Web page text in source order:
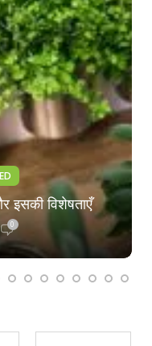
इसकी विशेषताएँ
0